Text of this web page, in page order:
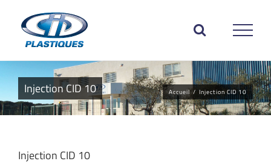
contenu
Injection CID 10 Accueil / Injection CID 10
Injection CID 10